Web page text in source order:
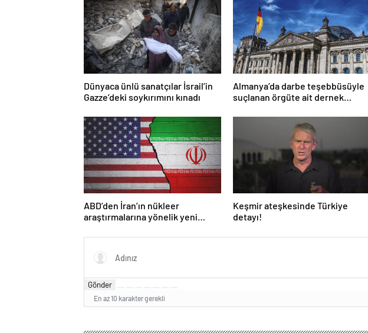
Dünyaca ünlü sanatçılar İsrail’in
Gazze’deki soykırımını kınadı
Almanya’da darbe teşebbüsüyle
suçlanan örgüte ait dernek
ABD’den İran’ın nükleer
araştırmalarına yönelik yeni
Keşmir ateşkesinde Türkiye
detayı!
Gönder
En az 10 karakter gerekli